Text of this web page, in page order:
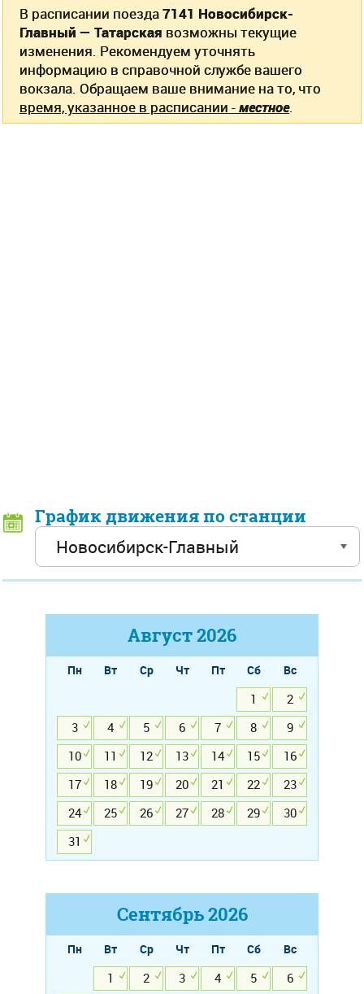
В расписании поезда7141 Новосибирск-
Главный — Татарская возможны текущие
изменения. Рекомендуем уточнять
информацию в справочной службе вашего
вокзала. Обращаем ваше внимание на то, что
время, указанное в расписании -местное.
График движения по станции
Август2026
Пн Вт Ср Чт Пт Сб
Вс
1
2
3
4 5 6 7 8
9
10
11 12 13 14 15
16
17
18 19 20 21 22
23
24
25 26 27 28 29
30
31
Сентябрь2026
Пн Вт Ср Чт Пт Сб
Вс
1
2 3 4 5
6